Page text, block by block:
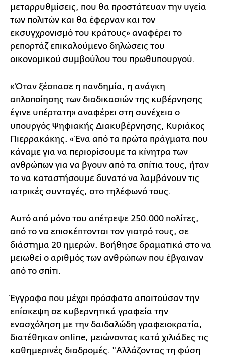
μεταρρυθμίσεις, που θα προστάτευαν την υγεία
των πολιτών και θα έφερναν και τον
εκσυγχρονισμό του κράτους» αναφέρει το
ρεπορτάζ επικαλούμενο δηλώσεις του
οικονομικού συμβούλου του πρωθυπουργού.
«Όταν ξέσπασε η πανδημία, η ανάγκη
απλοποίησης των διαδικασιών της κυβέρνησης
έγινε υπέρτατη» αναφέρει στη συνέχεια ο
υπουργός Ψηφιακής Διακυβέρνησης, Κυριάκος
Πιερρακάκης. «Ένα από τα πρώτα πράγματα που
κάναμε για να περιορίσουμε τα κίνητρα των
ανθρώπων για να βγουν από τα σπίτια τους, ήταν
το να καταστήσουμε δυνατό να λαμβάνουν τις
ιατρικές συνταγές, στο τηλέφωνό τους.
Αυτό από μόνο του απέτρεψε 250.000 πολίτες,
από το να επισκέπτονται τον γιατρό τους, σε
διάστημα 20 ημερών. Βοήθησε δραματικά στο να
μειωθεί ο αριθμός των ανθρώπων που έβγαιναν
από το σπίτι.
Έγγραφα που μέχρι πρόσφατα απαιτούσαν την
επίσκεψη σε κυβερνητικά γραφεία την
ενασχόληση με την δαιδαλώδη γραφειοκρατία,
διατέθηκαν online, μειώνοντας κατά χιλιάδες τις
καθημερινές διαδρομές. "Αλλάζοντας τη φύση